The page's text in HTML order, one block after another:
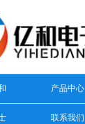
产品中心
联系我们